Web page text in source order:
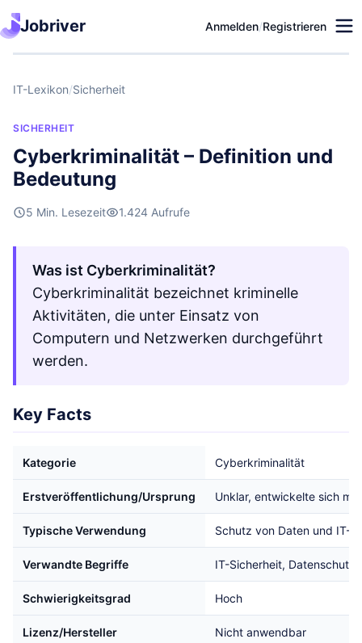
Jobriver Anmelden/Registrieren
IT-Lexikon/Sicherheit
SICHERHEIT
Cyberkriminalität – Definition und
Bedeutung
5 Min. Lesezeit 1.424 Aufrufe
Was ist Cyberkriminalität?
Cyberkriminalität bezeichnet kriminelle
Aktivitäten, die unter Einsatz von
Computern und Netzwerken durchgeführt
werden.
Key Facts
Kategorie Cyberkriminalität
Erstveröffentlichung/Ursprung Unklar, entwickelte sich
Typische Verwendung Schutz von Daten und IT-
Verwandte Begriffe IT-Sicherheit,
Schwierigkeitsgrad Hoch
Lizenz/Hersteller Nicht anwendbar